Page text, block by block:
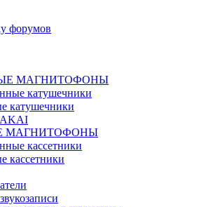
форумов
МАГНИТОФОНЫ
катушечники
катушечники
МАГНИТОФОНЫ
кассетники